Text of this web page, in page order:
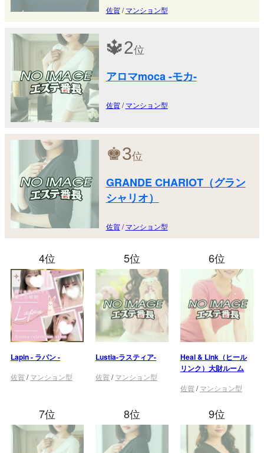
佐賀/マンション型
🔱2位
アロマmoca -モカ-
佐賀/マンション型
♚3位
GRANDE CHARIOT（グラン
シャリオ）
佐賀/マンション型
4位
Lapin - ラパン -
佐賀 /マンション型
5位
Lustia-ラスティア-
佐賀 /マンション型
6位
Heal & Link（ヒール
リンク）大財ルーム
佐賀 /マンション型
7位 8位 9位